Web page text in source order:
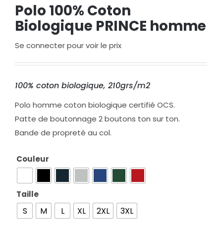
Polo 100% Coton
Biologique PRINCE homme
Se connecter pour voir le prix
100% coton biologique, 210grs/m2
Polo homme coton biologique certifié OCS.
Patte de boutonnage 2 boutons ton sur ton.
Bande de propreté au col.
Couleur
Taille
S M L XL 2XL 3XL